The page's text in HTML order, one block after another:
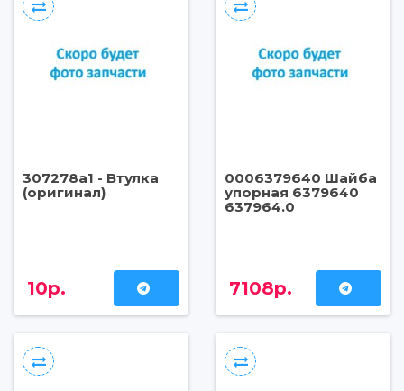
307278a1 - Втулка
(оригинал)
10р.
0006379640 Шайба
упорная 6379640
637964.0
7108р.